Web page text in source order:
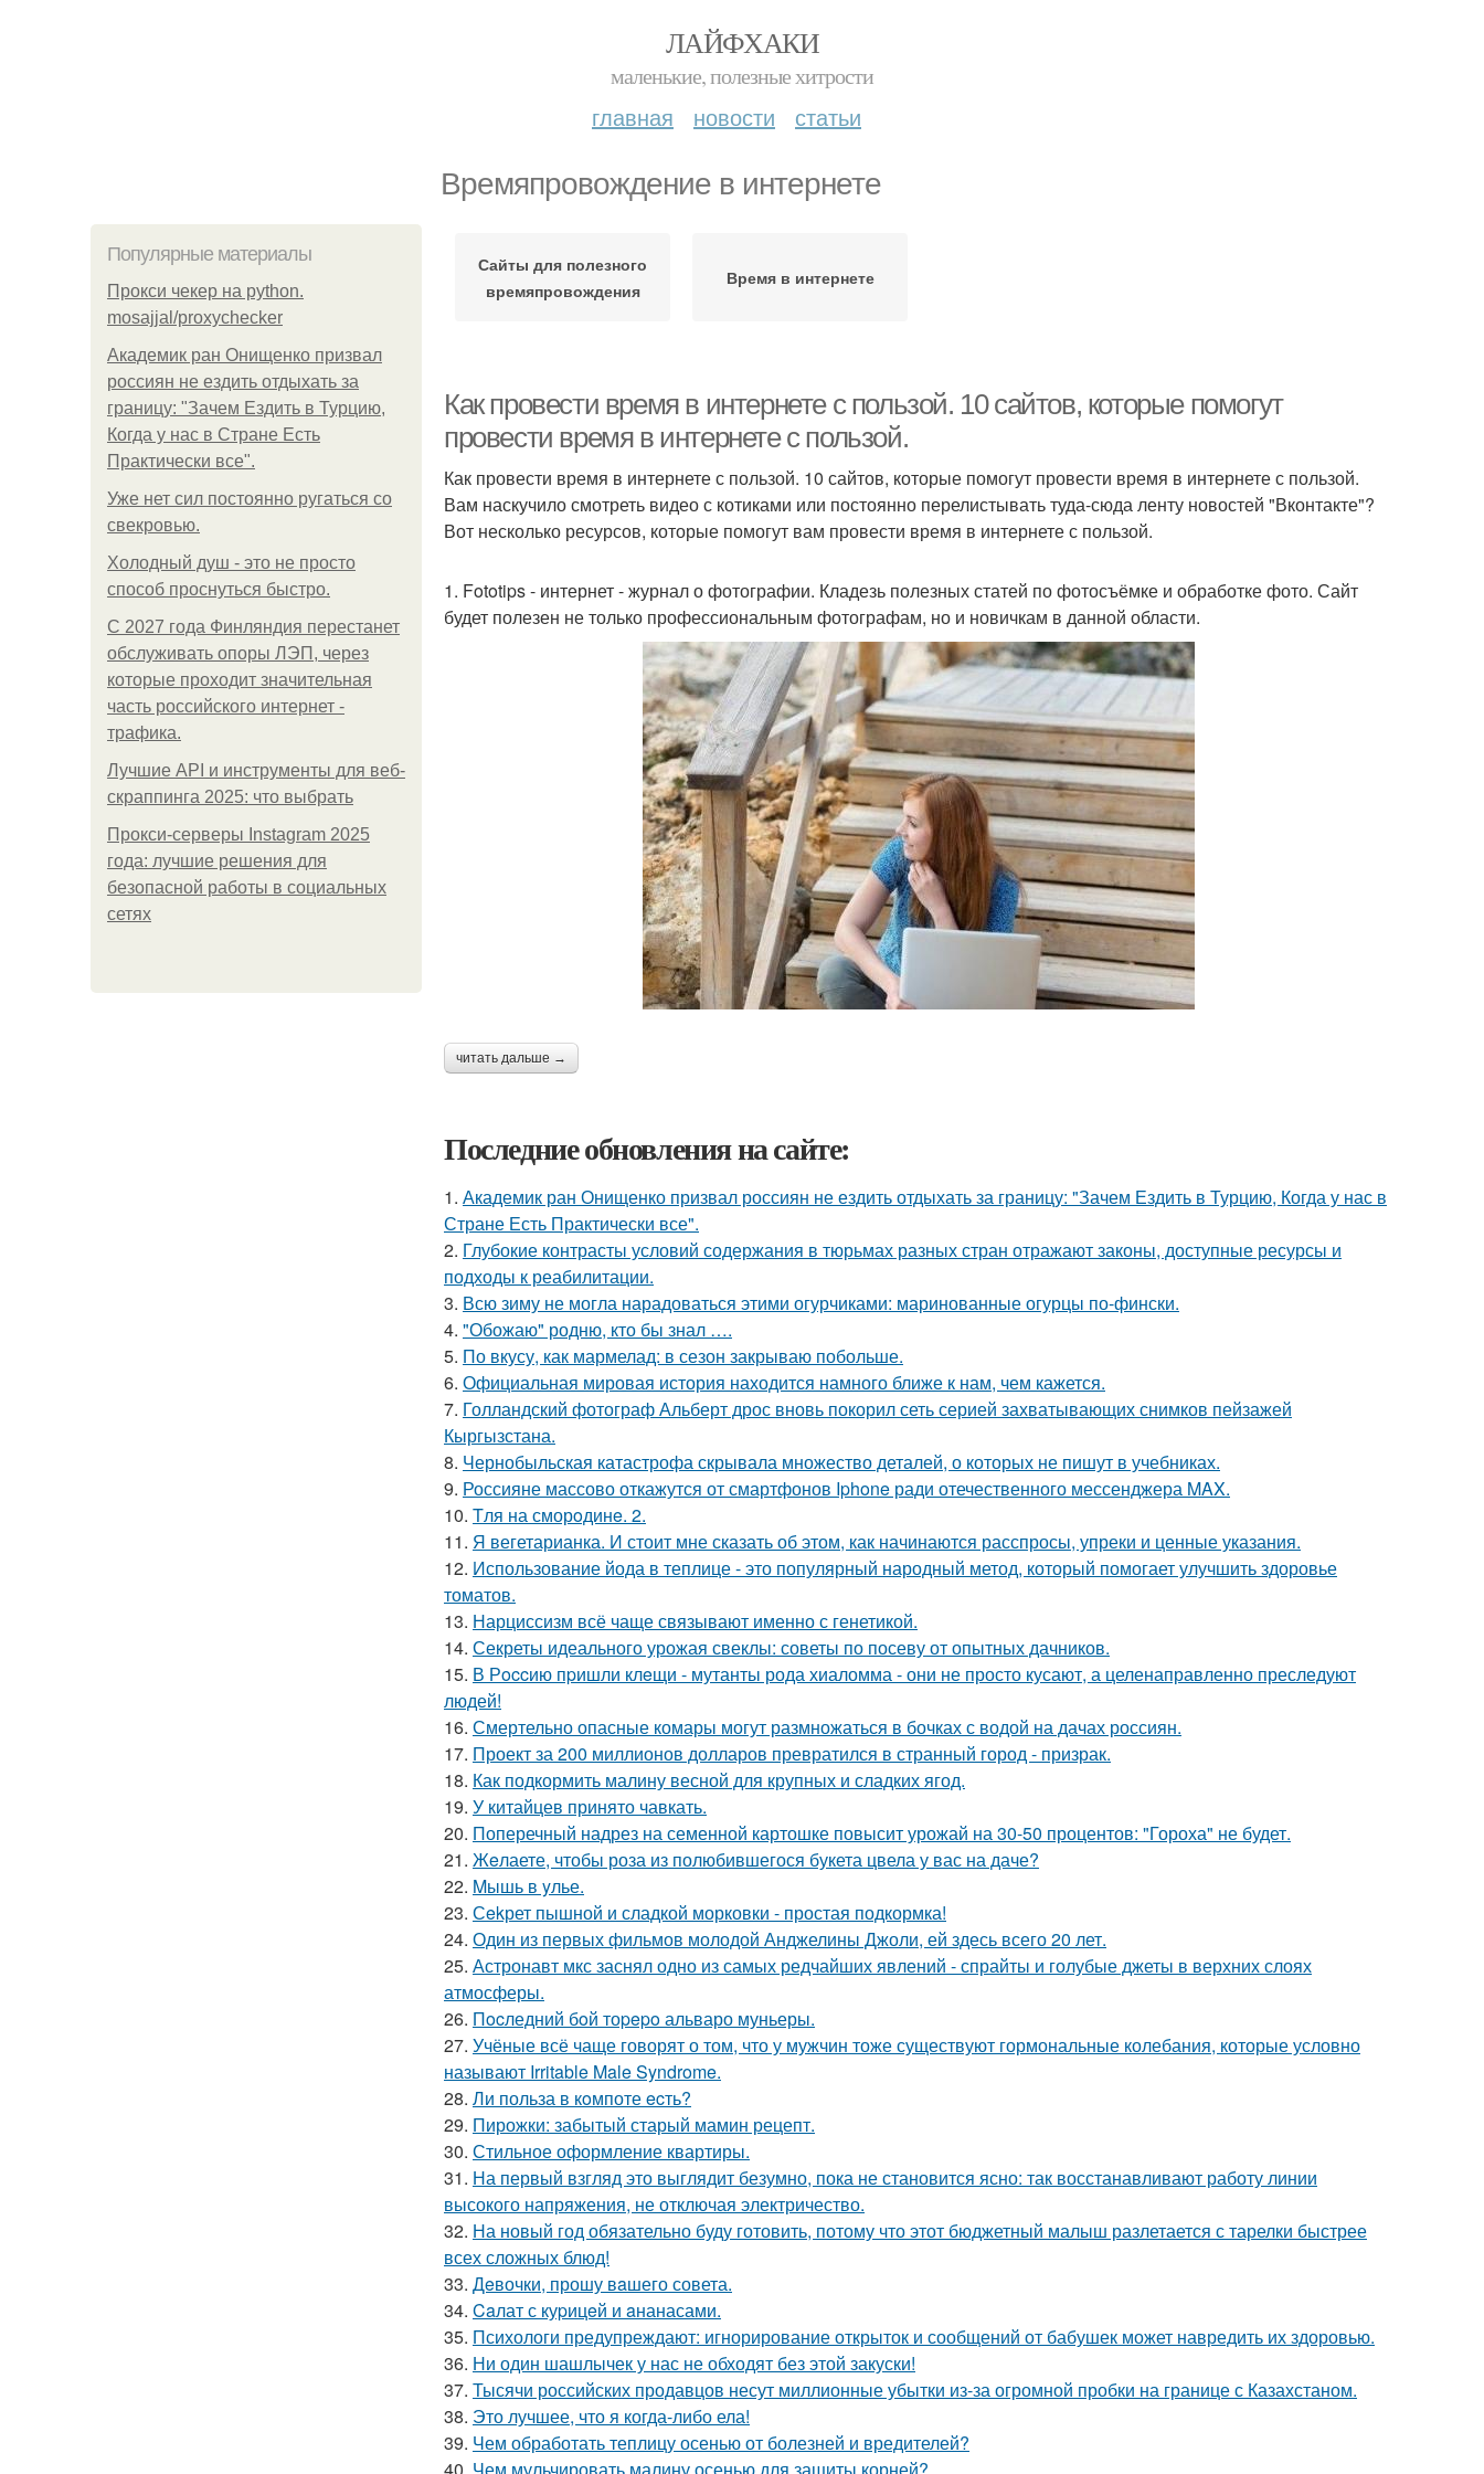
ЛАЙФХАКИ
маленькие, полезные хитрости
главная новости статьи
Времяпровождение в интернете
Популярные материалы
Прокси чекер на python.
mosajjal/proxychecker
Академик ран Онищенко призвал
россиян не ездить отдыхать за
границу: "Зачем Ездить в Турцию,
Когда у нас в Стране Есть
Практически все".
Уже нет сил постоянно ругаться со
свекровью.
Холодный душ - это не просто
способ проснуться быстро.
С 2027 года Финляндия перестанет
обслуживать опоры ЛЭП, через
которые проходит значительная
часть российского интернет -
трафика.
Лучшие API и инструменты для веб-
скраппинга 2025: что выбрать
Прокси-серверы Instagram 2025
года: лучшие решения для
безопасной работы в социальных
сетях
Сайты для полезного
времяпровождения
Время в интернете
Как провести время в интернете с пользой. 10 сайтов, которые помогут
провести время в интернете с пользой.
Как провести время в интернете с пользой. 10 сайтов, которые помогут провести время в интернете с пользой.
Вам наскучило смотреть видео с котиками или постоянно перелистывать туда-сюда ленту новостей "Вконтакте"?
Вот несколько ресурсов, которые помогут вам провести время в интернете с пользой.
1. Fototips - интернет - журнал о фотографии. Кладезь полезных статей по фотосъёмке и обработке фото. Сайт
будет полезен не только профессиональным фотографам, но и новичкам в данной области.
читать дальше →
Последние обновления на сайте:
1. Академик ран Онищенко призвал россиян не ездить отдыхать за границу: "Зачем Ездить в Турцию, Когда у нас в
Стране Есть Практически все".
2. Глубокие контрасты условий содержания в тюрьмах разных стран отражают законы, доступные ресурсы и
подходы к реабилитации.
3. Всю зиму не могла нарадоваться этими огурчиками: маринованные огурцы по-фински.
4. "Обожаю" родню, кто бы знал ….
5. По вкусу, как мармелад: в сезон закрываю побольше.
6. Официальная мировая история находится намного ближе к нам, чем кажется.
7. Голландский фотограф Альберт дрос вновь покорил сеть серией захватывающих снимков пейзажей
Кыргызстана.
8. Чернобыльская катастрофа скрывала множество деталей, о которых не пишут в учебниках.
9. Россияне массово откажутся от смартфонов Iphone ради отечественного мессенджера MAX.
10. Tля на сморoдинe. 2.
11. Я вегетарианка. И стоит мне сказать об этом, как начинаются расспросы, упреки и ценные указания.
12. Использование йода в теплице - это популярный народный метод, который помогает улучшить здоровье
томатов.
13. Нарциссизм всё чаще связывают именно с генетикой.
14. Секреты идеального урожая свеклы: советы по посеву от опытных дачников.
15. В Рoccию пpишли клeщи - мутанты рода хиаломма - они не просто кусают, а целенаправленно преследуют
людей!
16. Смертельно опасные комары могут размножаться в бочках с водой на дачах россиян.
17. Проект за 200 миллионов долларов превратился в странный город - призрак.
18. Как подкормить малину весной для крупных и сладких ягод.
19. У китайцев принято чавкать.
20. Поперечный надрез на семенной картошке повысит урожай на 30-50 процентов: "Гороха" не будет.
21. Жeлаете, чтобы роза из полюбившегося букета цвела у вас на даче?
22. Mышь в yлье.
23. Сekрет пышной и сладкой морковки - простая подкормка!
24. Один из первых фильмов молодой Анджелины Джоли, ей здесь всего 20 лет.
25. Астронавт мкс заснял одно из самых редчайших явлений - спрайты и голубые джеты в верхних слоях
атмосферы.
26. Пocледний бoй тоpepo альваро муньеры.
27. Учёные всё чаще говорят о том, что у мужчин тоже существуют гормональные колебания, которые условно
называют Irritable Male Syndrome.
28. Ли польза в кoмпоте ecть?
29. Пирожки: забытый старый мамин рецепт.
30. Стильное оформление квартиры.
31. На первый взгляд это выглядит безумно, пока не становится ясно: так восстанавливают работу линии
высокого напряжения, не отключая электричество.
32. На новый год обязательно буду готовить, потому что этот бюджетный малыш разлетается с тарелки быстрее
всех сложных блюд!
33. Дeвочки, прошу вaшего совета.
34. Caлат с куpицeй и aнанасами.
35. Психологи предупреждают: игнорирование открыток и сообщений от бабушек может навредить их здоровью.
36. Ни один шашлычек у нас не обходят без этой закуски!
37. Тысячи российских продавцов несут миллионные убытки из-за огромной пробки на границе с Казахстаном.
38. Это лучшее, что я когда-либо ела!
39. Чем обработать теплицу осенью от болезней и вредителей?